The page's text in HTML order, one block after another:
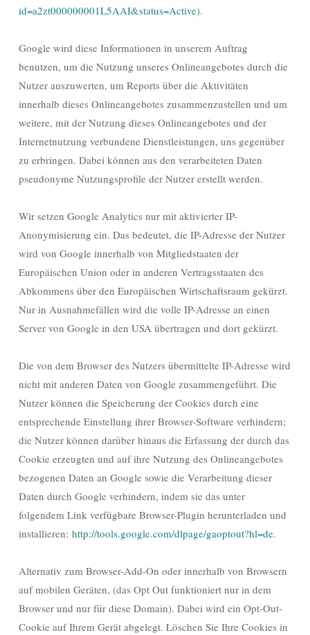
id=a2zt000000001L5AAI&status=Active).
Google wird diese Informationen in unserem Auftrag
benutzen, um die Nutzung unseres Onlineangebotes durch die
Nutzer auszuwerten, um Reports über die Aktivitäten
innerhalb dieses Onlineangebotes zusammenzustellen und um
weitere, mit der Nutzung dieses Onlineangebotes und der
Internetnutzung verbundene Dienstleistungen, uns gegenüber
zu erbringen. Dabei können aus den verarbeiteten Daten
pseudonyme Nutzungsprofile der Nutzer erstellt werden.
Wir setzen Google Analytics nur mit aktivierter IP-
Anonymisierung ein. Das bedeutet, die IP-Adresse der Nutzer
wird von Google innerhalb von Mitgliedstaaten der
Europäischen Union oder in anderen Vertragsstaaten des
Abkommens über den Europäischen Wirtschaftsraum gekürzt.
Nur in Ausnahmefällen wird die volle IP-Adresse an einen
Server von Google in den USA übertragen und dort gekürzt.
Die von dem Browser des Nutzers übermittelte IP-Adresse wird
nicht mit anderen Daten von Google zusammengeführt. Die
Nutzer können die Speicherung der Cookies durch eine
entsprechende Einstellung ihrer Browser-Software verhindern;
die Nutzer können darüber hinaus die Erfassung der durch das
Cookie erzeugten und auf ihre Nutzung des Onlineangebotes
bezogenen Daten an Google sowie die Verarbeitung dieser
Daten durch Google verhindern, indem sie das unter
folgendem Link verfügbare Browser-Plugin herunterladen und
installieren: http://tools.google.com/dlpage/gaoptout?hl=de.
Alternativ zum Browser-Add-On oder innerhalb von Browsern
auf mobilen Geräten, (das Opt Out funktioniert nur in dem
Browser und nur für diese Domain). Dabei wird ein Opt-Out-
Cookie auf Ihrem Gerät abgelegt. Löschen Sie Ihre Cookies in